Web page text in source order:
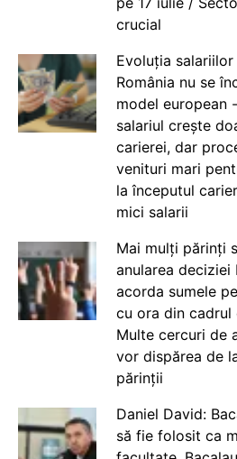
crucial
Evoluția
România nu se
model european
salariul crește
carierei, dar
venituri mari
la începutul
mici salarii
Mai mulți părinți
anularea deciziei
acorda sumele
cu ora din
Multe cercuri de
vor dispărea de
părinții
Daniel David:
să fie folosit ca